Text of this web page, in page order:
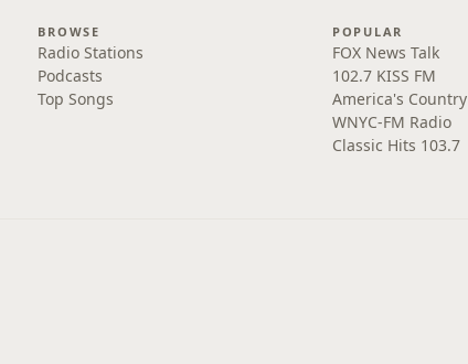
BROWSE
Radio Stations
Podcasts
Top Songs
POPULAR
FOX News Talk
102.7 KISS FM
America's Country
WNYC-FM Radio
Classic Hits 103.7